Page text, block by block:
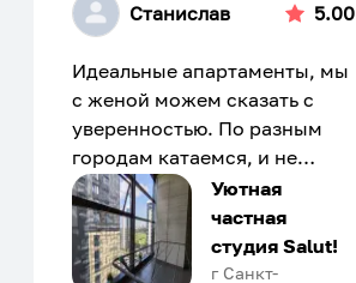
Станислав 5.00
Идеальные апартаменты, мы
с женой можем сказать с
уверенностью. По разным
городам катаемся, и не
только в России. Сервис на
отличном уровне. Хозяин
апартаментов доброй души
человек, всегда можно
Уютная
частная
студия Salut!
г Санкт-